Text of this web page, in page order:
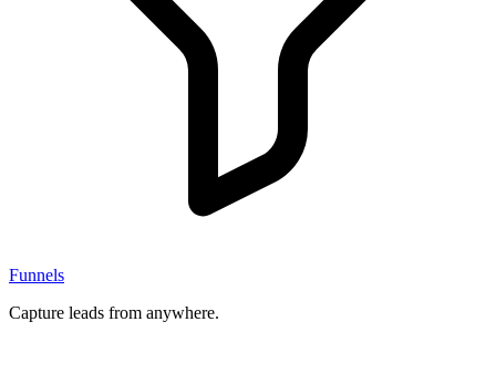
Funnels
Capture leads from anywhere.